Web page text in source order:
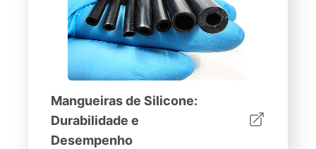
Mangueiras de Silicone:
Durabilidade e
Desempenho